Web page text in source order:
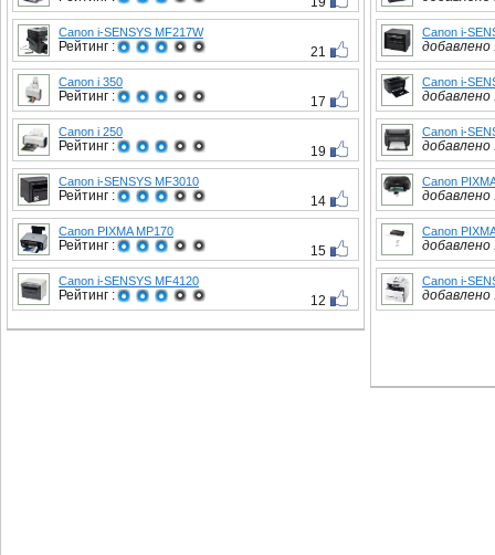
Canon i-SENSYS MF217W
Рейтинг : 21
Canon i 350
Рейтинг : 17
Canon i 250
Рейтинг : 19
Canon i-SENSYS MF3010
Рейтинг : 14
Canon PIXMA MP170
Рейтинг : 15
Canon i-SENSYS MF4120
Рейтинг : 12
Canon i-
добавлено
Canon i-
добавлено
Canon i-
добавлено
Canon
добавлено
Canon
добавлено
Canon i-
добавлено